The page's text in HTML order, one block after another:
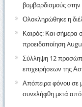
βομβαρδισμούς στην
Ολοκληρώθηκε η
Καιρός: Και σήμερα
προειδοποίηση
Σύλληψη 12
επιχειρήσεων της
Απόπειρα φόνου σε
συνελήφθη μετά από